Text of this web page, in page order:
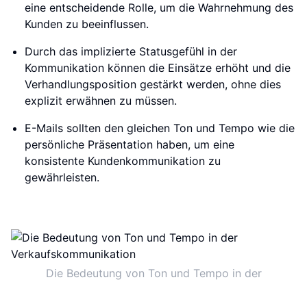
eine entscheidende Rolle, um die Wahrnehmung des
Kunden zu beeinflussen.
Durch das implizierte Statusgefühl in der
Kommunikation können die Einsätze erhöht und die
Verhandlungsposition gestärkt werden, ohne dies
explizit erwähnen zu müssen.
E-Mails sollten den gleichen Ton und Tempo wie die
persönliche Präsentation haben, um eine
konsistente Kundenkommunikation zu
gewährleisten.
Die Bedeutung von Ton und Tempo in der